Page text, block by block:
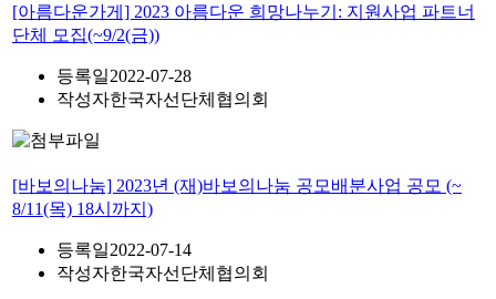
[아름다운가게] 2023 아름다운 희망나누기: 지원사업 파트너
단체 모집(~9/2(금))
등록일2022-07-28
작성자한국자선단체협의회
[바보의나눔] 2023년 (재)바보의나눔 공모배분사업 공모 (~
8/11(목) 18시까지)
등록일2022-07-14
작성자한국자선단체협의회